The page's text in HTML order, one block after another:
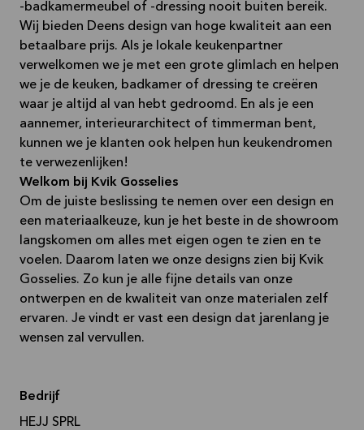
-badkamermeubel of -dressing nooit buiten bereik.
Wij bieden Deens design van hoge kwaliteit aan een
betaalbare prijs. Als je lokale keukenpartner
verwelkomen we je met een grote glimlach en helpen
we je de keuken, badkamer of dressing te creëren
waar je altijd al van hebt gedroomd. En als je een
aannemer, interieurarchitect of timmerman bent,
kunnen we je klanten ook helpen hun keukendromen
te verwezenlijken!
Welkom bij Kvik Gosselies
Om de juiste beslissing te nemen over een design en
een materiaalkeuze, kun je het beste in de showroom
langskomen om alles met eigen ogen te zien en te
voelen. Daarom laten we onze designs zien bij Kvik
Gosselies. Zo kun je alle fijne details van onze
ontwerpen en de kwaliteit van onze materialen zelf
ervaren. Je vindt er vast een design dat jarenlang je
wensen zal vervullen.
Bedrijf
HEJJ SPRL